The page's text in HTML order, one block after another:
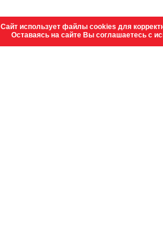
Сайт использует файлы cookies для
Оставаясь на сайте Вы соглашаетесь с